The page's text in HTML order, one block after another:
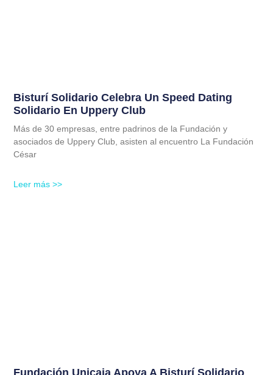
Bisturí Solidario Celebra Un Speed Dating
Solidario En Uppery Club
Más de 30 empresas, entre padrinos de la Fundación y
asociados de Uppery Club, asisten al encuentro La Fundación
César
Leer más >>
Fundación Unicaja Apoya A Bisturí Solidario